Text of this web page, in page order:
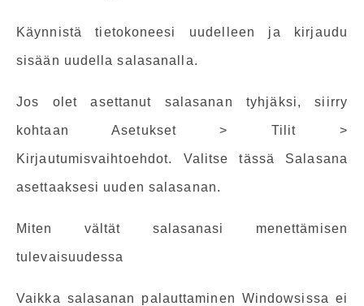
Käynnistä tietokoneesi uudelleen ja kirjaudu
sisään uudella salasanalla.
Jos olet asettanut salasanan tyhjäksi, siirry
kohtaan Asetukset > Tilit >
Kirjautumisvaihtoehdot. Valitse tässä Salasana
asettaaksesi uuden salasanan.
Miten vältät salasanasi menettämisen
tulevaisuudessa
Vaikka salasanan palauttaminen Windowsissa ei